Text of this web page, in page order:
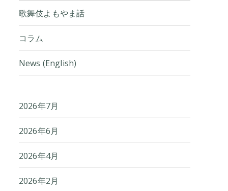
歌舞伎よもやま話
コラム
News (English)
2026年7月
2026年6月
2026年4月
2026年2月